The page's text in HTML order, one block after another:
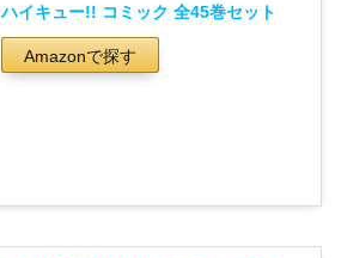
ハイキュー!! コミック 全45巻セット
Amazonで探す